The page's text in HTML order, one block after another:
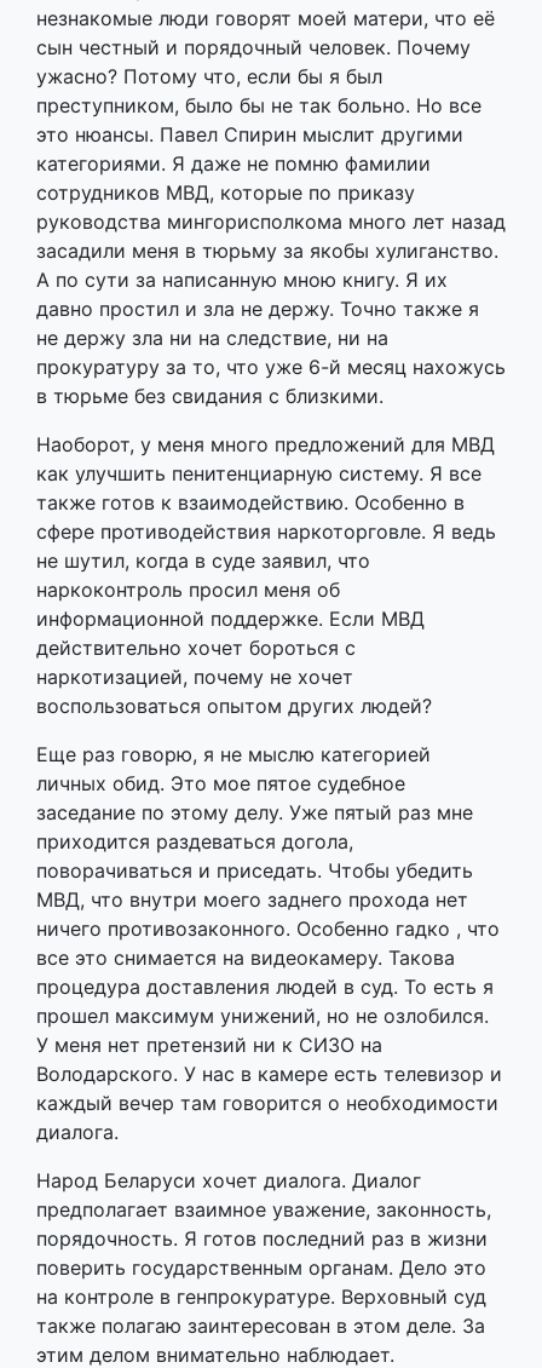
незнакомые люди говорят моей матери, что её
сын честный и порядочный человек. Почему
ужасно? Потому что, если бы я был
преступником, было бы не так больно. Но все
это нюансы. Павел Спирин мыслит другими
категориями. Я даже не помню фамилии
сотрудников МВД, которые по приказу
руководства мингорисполкома много лет назад
засадили меня в тюрьму за якобы хулиганство.
А по сути за написанную мною книгу. Я их
давно простил и зла не держу. Точно также я
не держу зла ни на следствие, ни на
прокуратуру за то, что уже 6-й месяц нахожусь
в тюрьме без свидания с близкими.
Наоборот, у меня много предложений для МВД
как улучшить пенитенциарную систему. Я все
также готов к взаимодействию. Особенно в
сфере противодействия наркоторговле. Я ведь
не шутил, когда в суде заявил, что
наркоконтроль просил меня об
информационной поддержке. Если МВД
действительно хочет бороться с
наркотизацией, почему не хочет
воспользоваться опытом других людей?
Еще раз говорю, я не мыслю категорией
личных обид. Это мое пятое судебное
заседание по этому делу. Уже пятый раз мне
приходится раздеваться догола,
поворачиваться и приседать. Чтобы убедить
МВД, что внутри моего заднего прохода нет
ничего противозаконного. Особенно гадко , что
все это снимается на видеокамеру. Такова
процедура доставления людей в суд. То есть я
прошел максимум унижений, но не озлобился.
У меня нет претензий ни к СИЗО на
Володарского. У нас в камере есть телевизор и
каждый вечер там говорится о необходимости
диалога.
Народ Беларуси хочет диалога. Диалог
предполагает взаимное уважение, законность,
порядочность. Я готов последний раз в жизни
поверить государственным органам. Дело это
на контроле в генпрокуратуре. Верховный суд
также полагаю заинтересован в этом деле. За
этим делом внимательно наблюдает.